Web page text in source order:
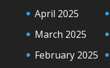
April 2025
March 2025
February 2025